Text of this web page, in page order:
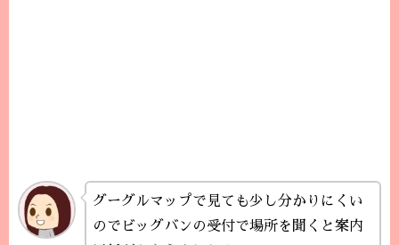
グーグルマップで見ても少し分かりにくい
のでビッグバンの受付で場所を聞くと案内